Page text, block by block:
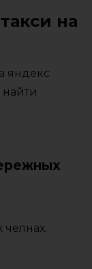
на
яндекс